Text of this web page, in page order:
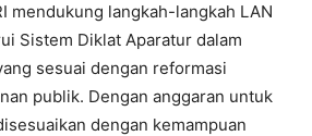
langkah-langkah LAN
Sistem Diklat Aparatur dalam
sesuai dengan reformasi
publik. Dengan anggaran untuk
dengan kemampuan